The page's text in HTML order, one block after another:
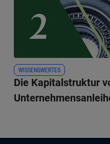
WISSENSWERTES
Die Kapitalstruktur